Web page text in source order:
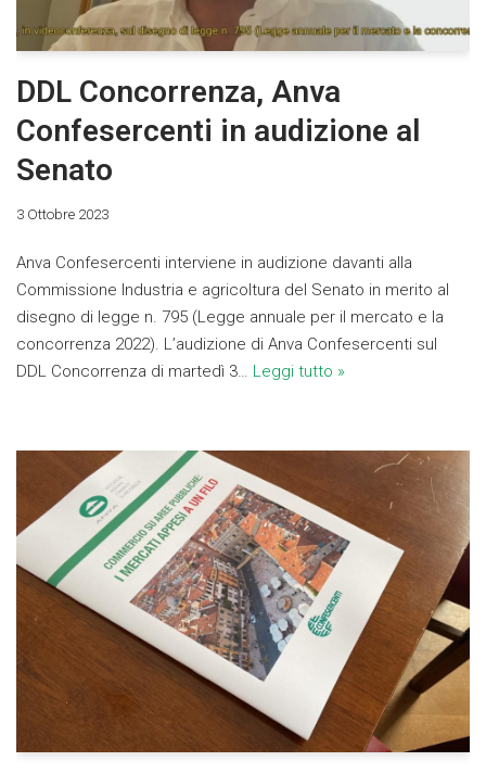
DDL Concorrenza, Anva
Confesercenti in audizione al
Senato
3 Ottobre 2023
Anva Confesercenti interviene in audizione davanti alla
Commissione Industria e agricoltura del Senato in merito al
disegno di legge n. 795 (Legge annuale per il mercato e la
concorrenza 2022). L’audizione di Anva Confesercenti sul
DDL Concorrenza di martedì 3… Leggi tutto »